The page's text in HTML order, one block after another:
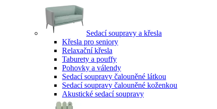
Sedací soupravy a křesla
Křesla pro seniory
Relaxační křesla
Taburety a pouffy
Pohovky a válendy
Sedací soupravy čalouněné látkou
Sedací soupravy čalouněné koženkou
Akustické sedací soupravy